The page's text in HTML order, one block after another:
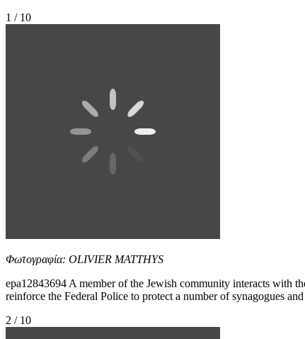
1 / 10
Φωτογραφία: OLIVIER MATTHYS
epa12843694 A member of the Jewish community interacts with
reinforce the Federal Police to protect a number of synagogues
2 / 10